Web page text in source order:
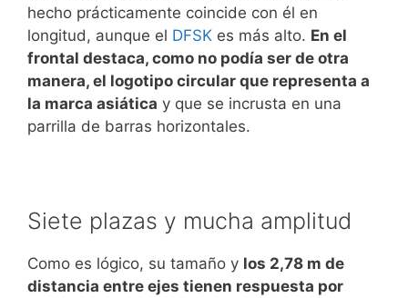
hecho prácticamente coincide con él en
longitud, aunque el DFSK es más alto. En el
frontal destaca, como no podía ser de otra
manera, el logotipo circular que representa a
la marca asiática y que se incrusta en una
parrilla de barras horizontales.
Siete plazas y mucha amplitud
Como es lógico, su tamaño y los 2,78 m de
distancia entre ejes tienen respuesta por